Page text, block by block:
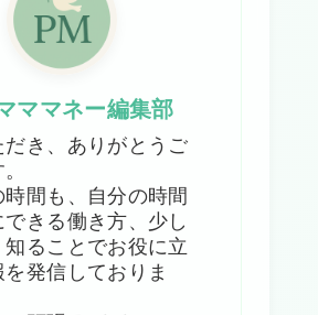
ママネー編集部
だき、ありがとうご
時間も、自分の時間
できる働き方、少し
知ることでお役に立
発信しておりま